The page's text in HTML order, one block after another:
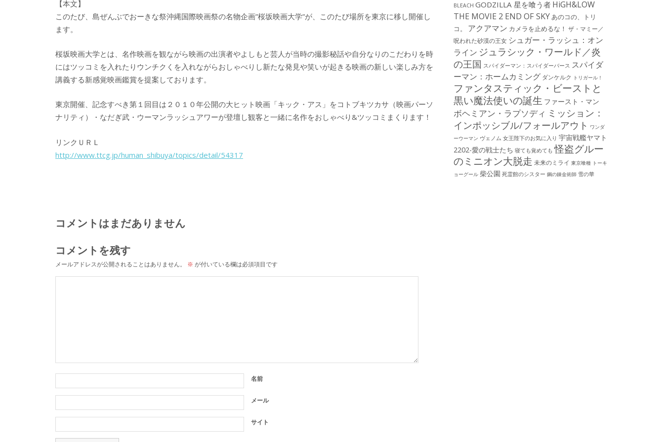
【本文】
このたび、島ぜんぶでおーきな祭沖縄国際映画祭の名物企画”桜坂映画大学”が、このたび場所を東京に移し開催し
ます。
桜坂映画大学とは、名作映画を観ながら映画の出演者やよしもと芸人が当時の撮影秘話や自分なりのこだわりを時
にはツッコミを入れたりウンチクくを入れながらおしゃべりし新たな発見や笑いが起きる映画の新しい楽しみ方を
講義する新感覚映画鑑賞を提案しております。
東京開催、記念すべき第１回目は２０１０年公開の大ヒット映画「キック・アス」をコトブキツカサ（映画パーソ
ナリティ）・なだぎ武・ウーマンラッシュアワーが登壇し観客と一緒に名作をおしゃべり&ツッコミまくります！
リンクＵＲＬ
http://www.ttcg.jp/human_shibuya/topics/detail/54317
コメントはまだありません
コメントを残す
メールアドレスが公開されることはありません。 ※ が付いている欄は必須項目です
名前
メール
サイト
BLEACH GODZILLA 星を喰う者 HiGH&LOW
THE MOVIE 2 END OF SKY あのコの、トリ
コ。
アクアマン カメラを止めるな！ ザ・マミー／
呪われた砂漠の王女 シュガー・ラッシュ：オン
ライン ジュラシック・ワールド／炎
の王国 スパイダーマン：スパイダーバース スパイダ
ーマン：ホームカミング ダンケルク トリガール！
ファンタスティック・ビーストと
黒い魔法使いの誕生 ファースト・マン
ボヘミアン・ラプソディ ミッション：
インポッシブル/フォールアウト ワンダ
ーウーマン ヴェノム 女王陛下のお気に入り 宇宙戦艦ヤマト
2202-愛の戦士たち 寝ても覚めても 怪盗グルー
のミニオン大脱走 未来のミライ 東京喰種 トーキ
ョーグール 柴公園 死霊館のシスター 鋼の錬金術師 雪の華